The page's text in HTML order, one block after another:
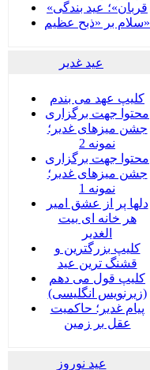
«قربان»؛ عید بندگی
سلام بر «ذبح عظیم»
عید غدير
کلیپ عهد می بندم
محتوا جهت برگزاری
جشن میزهای غدیر؛
نمونه 2
محتوا جهت برگزاری
جشن میزهای غدیر؛
نمونه 1
دلها پر از عشق امیر
هر خانه ای بیت
الغدیر
کلیپ بزرگترین و
قشنگ ترین عید
کلیپ قول می دهم
(زیرنویس انگلیسی)
پیام غدیر؛ حاکمیت
عقل بر زمین
عید نوروز